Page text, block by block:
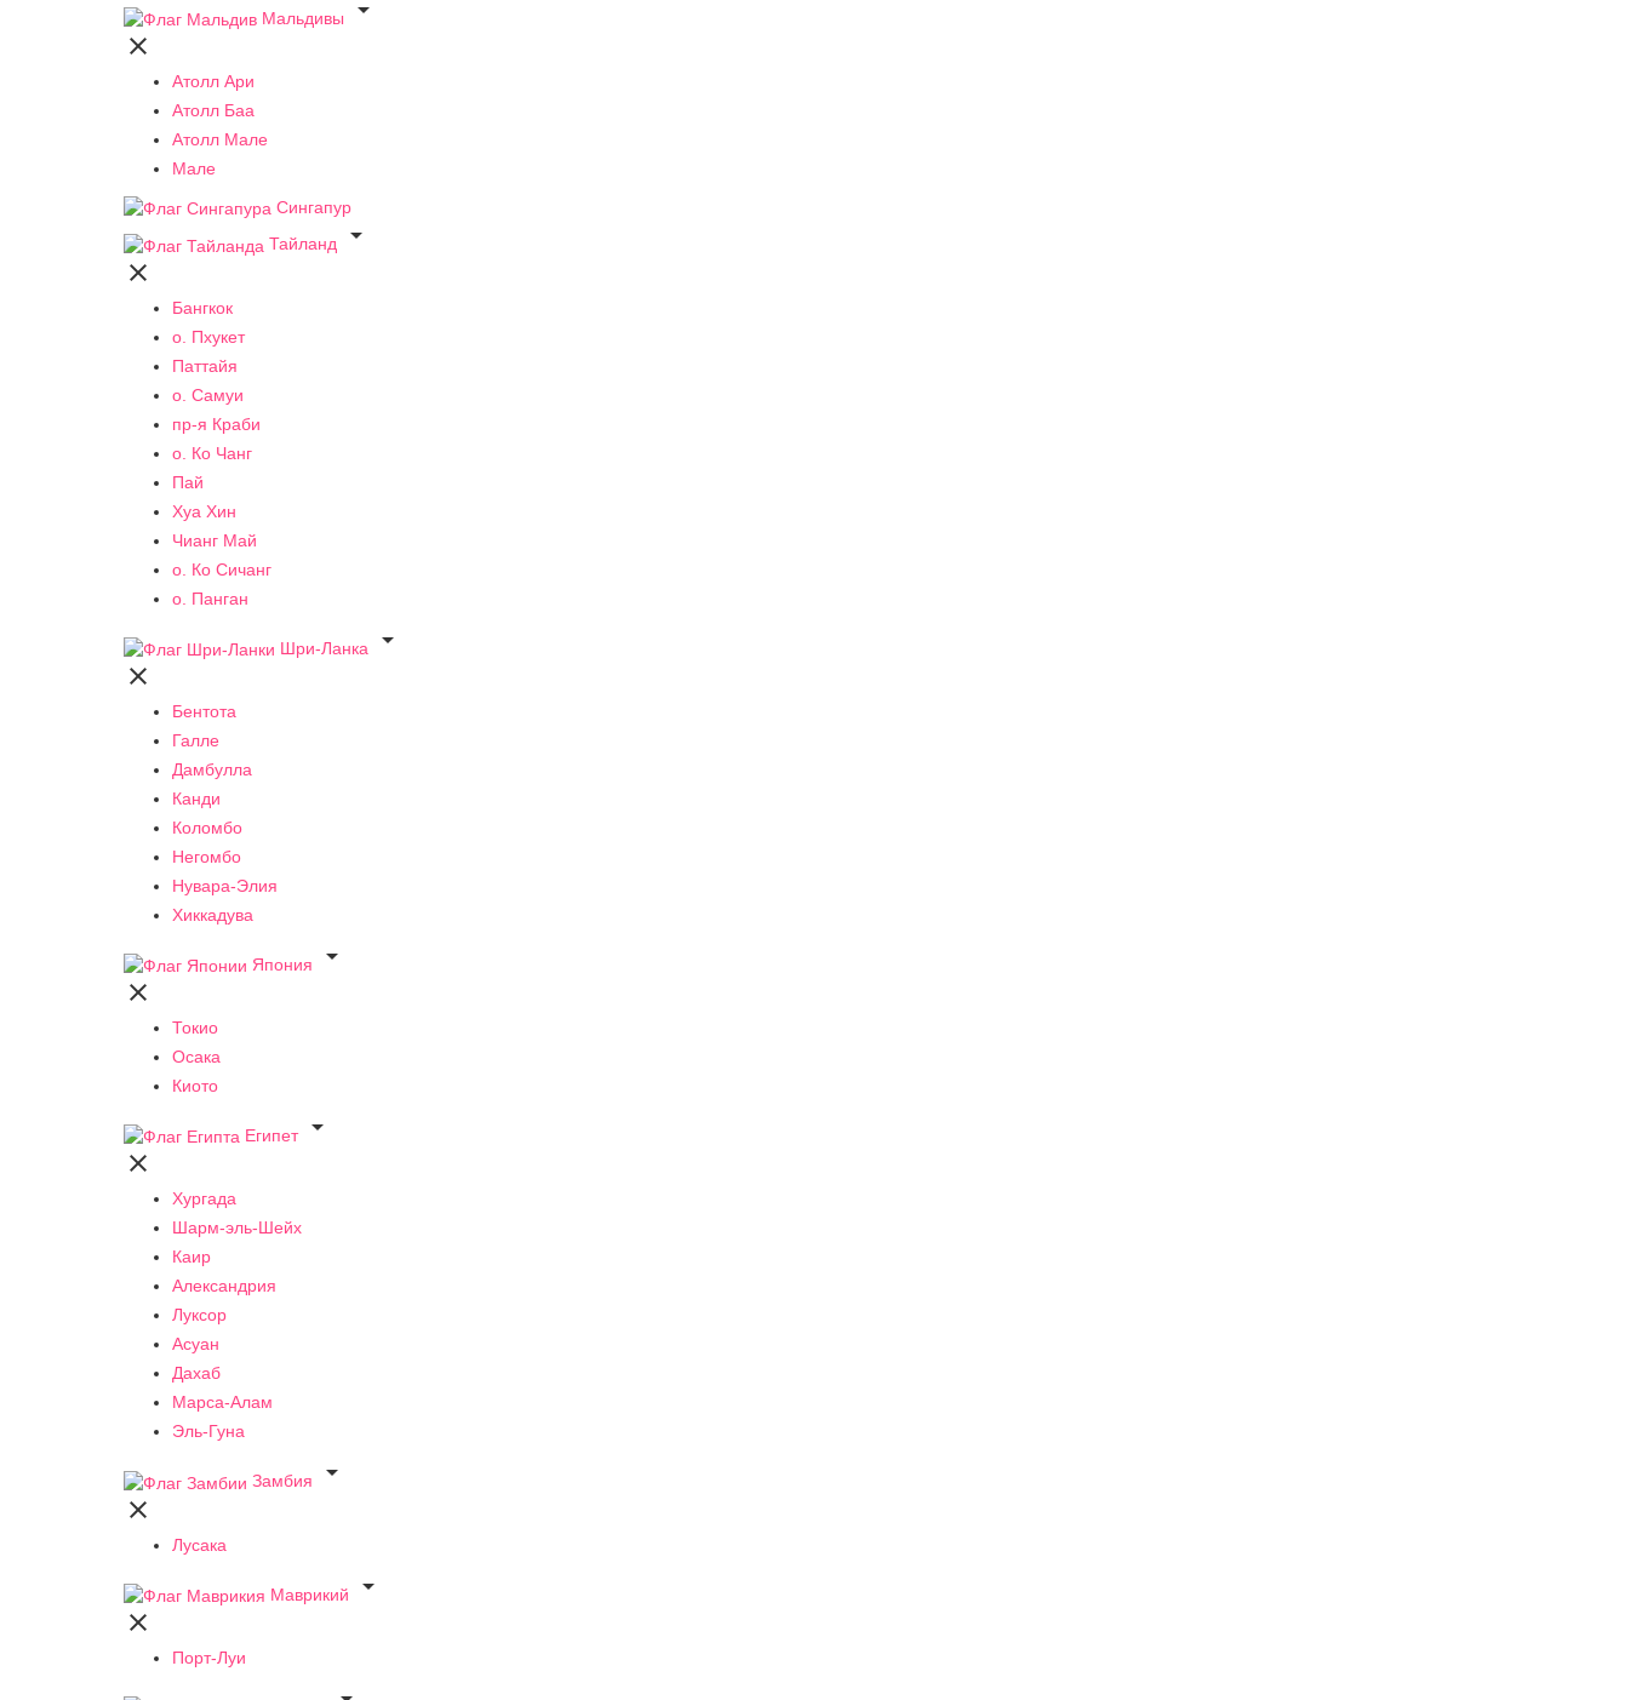
Мальдивы


Атолл Ари
Атолл Баа
Атолл Мале
Мале
Сингапур
Тайланд


Бангкок
о. Пхукет
Паттайя
о. Самуи
пр-я Краби
о. Ко Чанг
Пай
Хуа Хин
Чианг Май
о. Ко Сичанг
о. Панган
Шри-Ланка


Бентота
Галле
Дамбулла
Канди
Коломбо
Негомбо
Нувара-Элия
Хиккадува
Япония


Токио
Осака
Киото
Египет


Хургада
Шарм-эль-Шейх
Каир
Александрия
Луксор
Асуан
Дахаб
Марса-Алам
Эль-Гуна
Замбия


Лусака
Маврикий


Порт-Луи